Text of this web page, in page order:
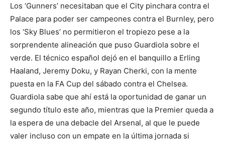
Los ‘Gunners’ necesitaban que el City pinchara contra el
Palace para poder ser campeones contra el Burnley, pero
los ‘Sky Blues’ no permitieron el tropiezo pese a la
sorprendente alineación que puso Guardiola sobre el
verde. El técnico español dejó en el banquillo a Erling
Haaland, Jeremy Doku, y Rayan Cherki, con la mente
puesta en la FA Cup del sábado contra el Chelsea.
Guardiola sabe que ahí está la oportunidad de ganar un
segundo título este año, mientras que la Premier queda a
la espera de una debacle del Arsenal, al que le puede
valer incluso con un empate en la última jornada si